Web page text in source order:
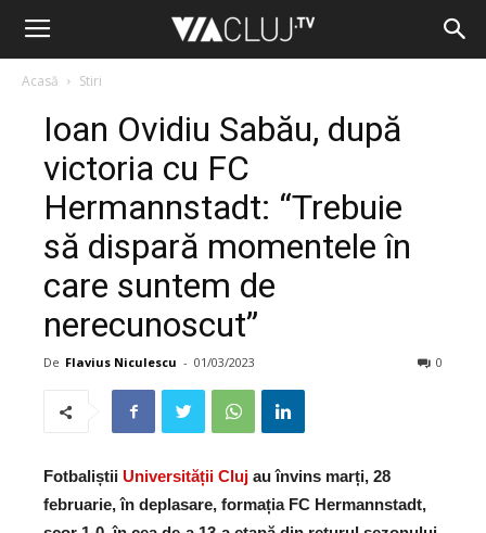
Acasă Stiri
Ioan Ovidiu Sabău, după
victoria cu FC
Hermannstadt: “Trebuie
să dispară momentele în
care suntem de
nerecunoscut”
De Flavius Niculescu - 01/03/2023 0
Fotbaliștii Universității Cluj au învins marți, 28
februarie, în deplasare, formația FC Hermannstadt,